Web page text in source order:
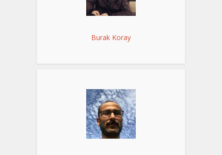
Burak Koray